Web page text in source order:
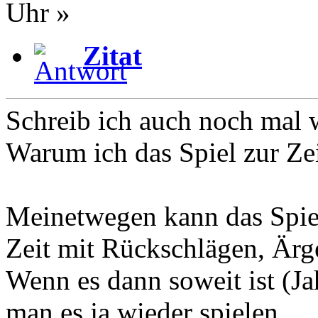
Uhr »
Zitat
Schreib ich auch noch mal
Warum ich das Spiel zur
Meinetwegen kann das
Zeit mit Rückschlägen,
Wenn es dann soweit ist